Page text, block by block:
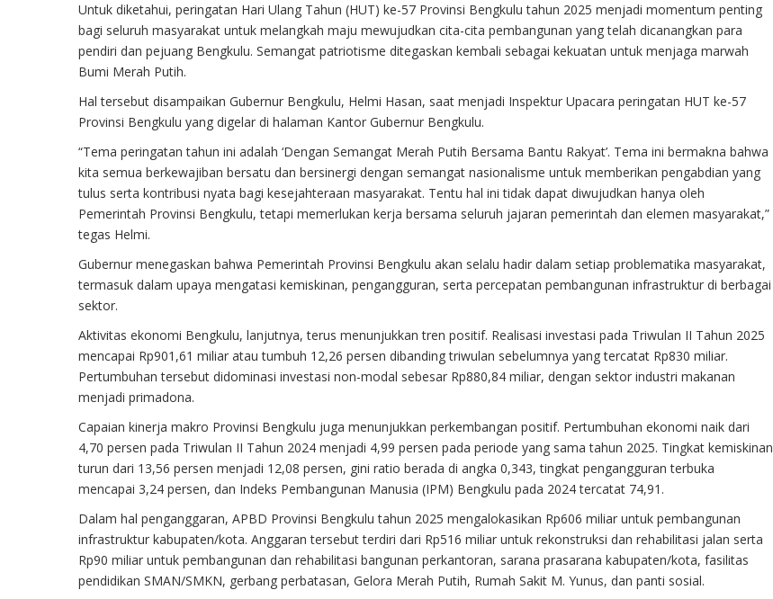
Untuk diketahui, peringatan Hari Ulang Tahun (HUT) ke-57 Provinsi Bengkulu tahun 2025 menjadi momentum penting
bagi seluruh masyarakat untuk melangkah maju mewujudkan cita-cita pembangunan yang telah dicanangkan para
pendiri dan pejuang Bengkulu. Semangat patriotisme ditegaskan kembali sebagai kekuatan untuk menjaga marwah
Bumi Merah Putih.
Hal tersebut disampaikan Gubernur Bengkulu, Helmi Hasan, saat menjadi Inspektur Upacara peringatan HUT ke-57
Provinsi Bengkulu yang digelar di halaman Kantor Gubernur Bengkulu.
“Tema peringatan tahun ini adalah ‘Dengan Semangat Merah Putih Bersama Bantu Rakyat’. Tema ini bermakna bahwa
kita semua berkewajiban bersatu dan bersinergi dengan semangat nasionalisme untuk memberikan pengabdian yang
tulus serta kontribusi nyata bagi kesejahteraan masyarakat. Tentu hal ini tidak dapat diwujudkan hanya oleh
Pemerintah Provinsi Bengkulu, tetapi memerlukan kerja bersama seluruh jajaran pemerintah dan elemen masyarakat,”
tegas Helmi.
Gubernur menegaskan bahwa Pemerintah Provinsi Bengkulu akan selalu hadir dalam setiap problematika masyarakat,
termasuk dalam upaya mengatasi kemiskinan, pengangguran, serta percepatan pembangunan infrastruktur di berbagai
sektor.
Aktivitas ekonomi Bengkulu, lanjutnya, terus menunjukkan tren positif. Realisasi investasi pada Triwulan II Tahun 2025
mencapai Rp901,61 miliar atau tumbuh 12,26 persen dibanding triwulan sebelumnya yang tercatat Rp830 miliar.
Pertumbuhan tersebut didominasi investasi non-modal sebesar Rp880,84 miliar, dengan sektor industri makanan
menjadi primadona.
Capaian kinerja makro Provinsi Bengkulu juga menunjukkan perkembangan positif. Pertumbuhan ekonomi naik dari
4,70 persen pada Triwulan II Tahun 2024 menjadi 4,99 persen pada periode yang sama tahun 2025. Tingkat kemiskinan
turun dari 13,56 persen menjadi 12,08 persen, gini ratio berada di angka 0,343, tingkat pengangguran terbuka
mencapai 3,24 persen, dan Indeks Pembangunan Manusia (IPM) Bengkulu pada 2024 tercatat 74,91.
Dalam hal penganggaran, APBD Provinsi Bengkulu tahun 2025 mengalokasikan Rp606 miliar untuk pembangunan
infrastruktur kabupaten/kota. Anggaran tersebut terdiri dari Rp516 miliar untuk rekonstruksi dan rehabilitasi jalan serta
Rp90 miliar untuk pembangunan dan rehabilitasi bangunan perkantoran, sarana prasarana kabupaten/kota, fasilitas
pendidikan SMAN/SMKN, gerbang perbatasan, Gelora Merah Putih, Rumah Sakit M. Yunus, dan panti sosial.